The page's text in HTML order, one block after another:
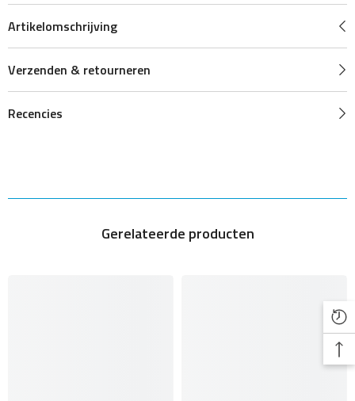
Artikelomschrijving
Verzenden & retourneren
Recencies
Gerelateerde producten